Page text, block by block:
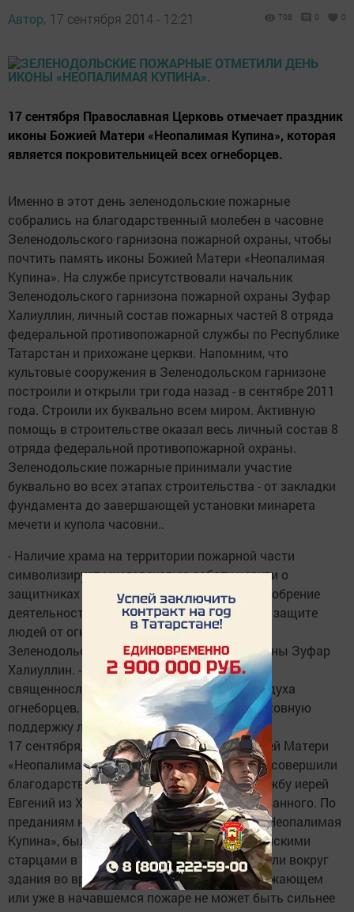
Автор, 17 сентября 2014 - 12:21 708 0 0
17 сентября Православная Церковь отмечает праздник
иконы Божией Матери «Неопалимая Купина», которая
является покровительницей всех огнеборцев.
Именно в этот день зеленодольские пожарные
собрались на благодарственный молебен в часовне
Зеленодольского гарнизона пожарной охраны, чтобы
почтить память иконы Божией Матери «Неопалимая
Купина». На службе присутствовали начальник
Зеленодольского гарнизона пожарной охраны Зуфар
Халиуллин, личный состав пожарных частей 8 отряда
федеральной противопожарной службы по Республике
Татарстан и прихожане церкви. Напомним, что
культовые сооружения в Зеленодольском гарнизоне
построили и открыли три года назад - в сентябре 2011
года. Строили их буквально всем миром. Активную
помощь в строительстве оказал весь личный состав 8
отряда федеральной противопожарной охраны.
Зеленодольские пожарные принимали участие
буквально во всех этапах строительства - от закладки
фундамента до завершающей установки минарета
мечети и купола часовни..
- Наличие храма на территории пожарной части
символизирует многовековую заботу церкви о
защитниках народа, олицетворяет собой одобрение
деятельности противопожарной службы по защите
людей от огня, - комментирует начальник
Зеленодольского гарнизона пожарной охраны Зуфар
Халиуллин. - Выполняя церковные обряды,
священнослужители заботятся о крепости духа
огнеборцев, их защите и спасении, дают духовную
поддержку личного состава.
17 сентября, в день праздника иконы Божией Матери
«Неопалимая Купина» в часовне гарнизона совершили
благодарственный молебен. Возглавил службу иерей
Евгений из Храма апостола Андрея Первозванного. По
преданиям на Русь икона Божией Матери «Неопалимая
Купина», была привезена из Синая палестинскими
старцами в 1390 году. С нею в руках обходили вокруг
здания во время пожара, считая, что в угрожающем
или уже в начавшемся пожаре не может быть сильнее